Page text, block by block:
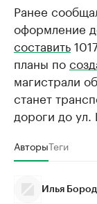
Ранее
оформление
составить
планы по
магистрали
станет
дороги до ул.
АвторыТеги
Илья